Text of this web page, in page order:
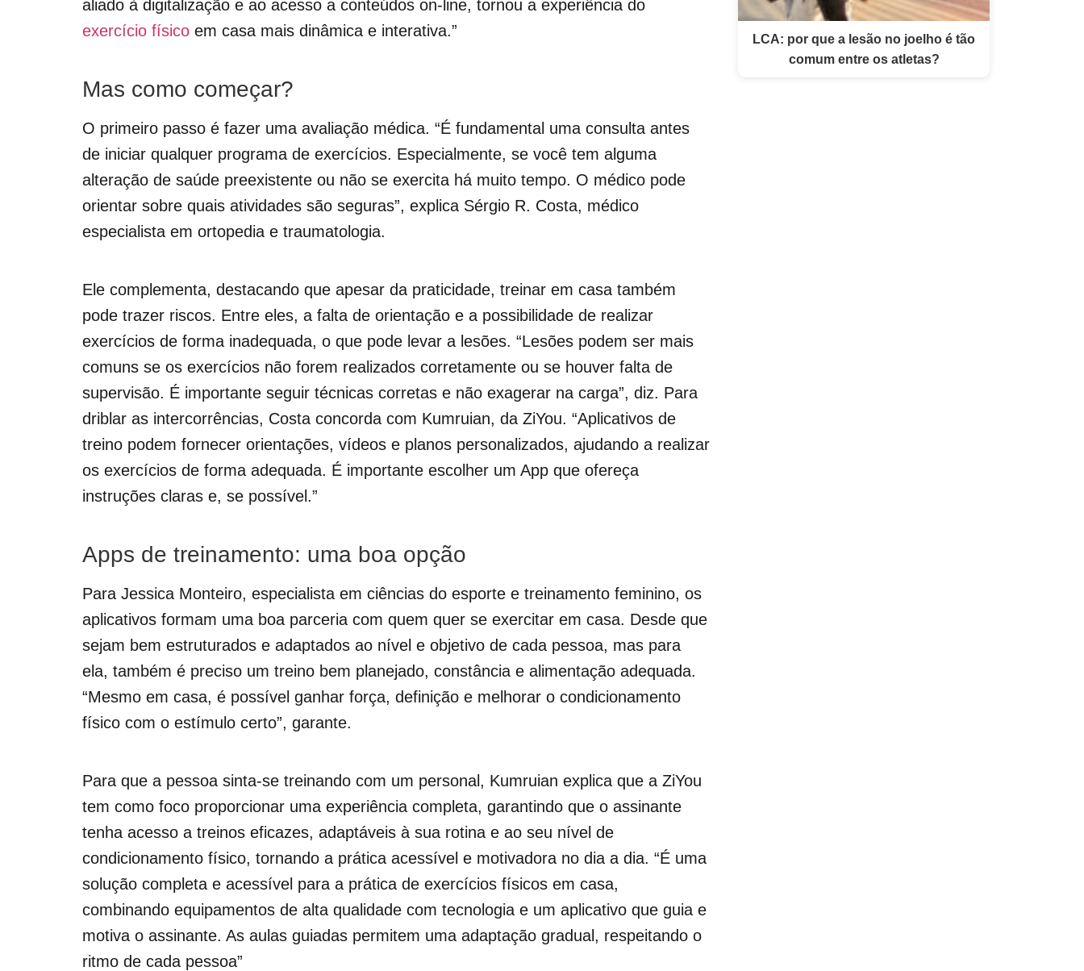
aliado à digitalização e ao acesso a conteúdos on-line, tornou a experiência do
exercício físico em casa mais dinâmica e interativa.”
Mas como começar?
O primeiro passo é fazer uma avaliação médica. “É fundamental uma consulta antes
de iniciar qualquer programa de exercícios. Especialmente, se você tem alguma
alteração de saúde preexistente ou não se exercita há muito tempo. O médico pode
orientar sobre quais atividades são seguras”, explica Sérgio R. Costa, médico
especialista em ortopedia e traumatologia.
Ele complementa, destacando que apesar da praticidade, treinar em casa também
pode trazer riscos. Entre eles, a falta de orientação e a possibilidade de realizar
exercícios de forma inadequada, o que pode levar a lesões. “Lesões podem ser mais
comuns se os exercícios não forem realizados corretamente ou se houver falta de
supervisão. É importante seguir técnicas corretas e não exagerar na carga”, diz. Para
driblar as intercorrências, Costa concorda com Kumruian, da ZiYou. “Aplicativos de
treino podem fornecer orientações, vídeos e planos personalizados, ajudando a realizar
os exercícios de forma adequada. É importante escolher um App que ofereça
instruções claras e, se possível.”
Apps de treinamento: uma boa opção
Para Jessica Monteiro, especialista em ciências do esporte e treinamento feminino, os
aplicativos formam uma boa parceria com quem quer se exercitar em casa. Desde que
sejam bem estruturados e adaptados ao nível e objetivo de cada pessoa, mas para
ela, também é preciso um treino bem planejado, constância e alimentação adequada.
“Mesmo em casa, é possível ganhar força, definição e melhorar o condicionamento
físico com o estímulo certo”, garante.
Para que a pessoa sinta-se treinando com um personal, Kumruian explica que a ZiYou
tem como foco proporcionar uma experiência completa, garantindo que o assinante
tenha acesso a treinos eficazes, adaptáveis à sua rotina e ao seu nível de
condicionamento físico, tornando a prática acessível e motivadora no dia a dia. “É uma
solução completa e acessível para a prática de exercícios físicos em casa,
combinando equipamentos de alta qualidade com tecnologia e um aplicativo que guia e
motiva o assinante. As aulas guiadas permitem uma adaptação gradual, respeitando o
ritmo de cada pessoa”
LCA: por que a lesão no joelho é tão
comum entre os atletas?